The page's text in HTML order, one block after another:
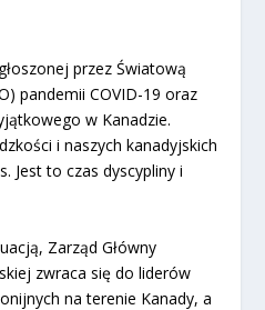
przez Światową
pandemii COVID-19 oraz
w Kanadzie.
i naszych kanadyjskich
Jest to czas dyscypliny i
Zarząd Główny
zwraca się do liderów
na terenie Kanady, a